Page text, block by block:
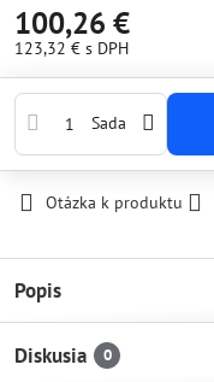
100,26 €
123,32 € s DPH
Sada
Otázka k produktu
Popis
Diskusia 0